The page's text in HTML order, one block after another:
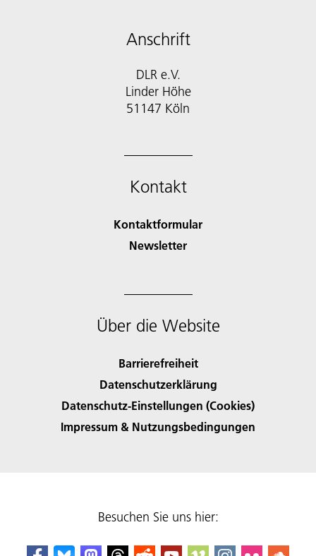
Anschrift
DLR e.V.
Linder Höhe
51147 Köln
Kontakt
Kontaktformular
Newsletter
Über die Website
Barrierefreiheit
Datenschutzerklärung
Datenschutz-Einstellungen (Cookies)
Impressum & Nutzungsbedingungen
Besuchen Sie uns hier: